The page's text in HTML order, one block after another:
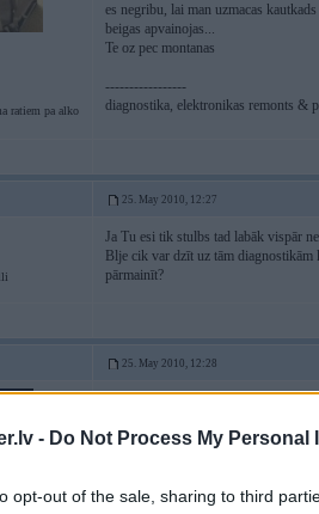
- Do Not Process My Personal
opt-out of the sale, sharing to third
ratiem pa alko
es negribu, lai man uzmacas
beigas apvainojas...
Te oz pec montanas
-----------------
diagnostika, elektronikas remonts &
25. May 2010, 12:27
Ja Tu esi tik stulbs tad labāk vispār
Blje cik var dzīt uz tām
pārmainīt?
25. May 2010, 12:28
25 May 2010, 12:24:17 Driver